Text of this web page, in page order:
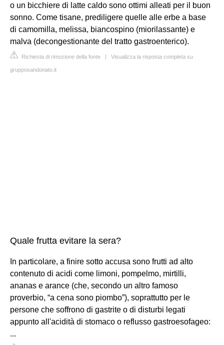
o un bicchiere di latte caldo sono ottimi alleati per il buon
sonno. Come tisane, prediligere quelle alle erbe a base
di camomilla, melissa, biancospino (miorilassante) e
malva (decongestionante del tratto gastroenterico).
Richiesta di rimozione della fonte | Visualizza la risposta completa su
grupposandonato.it
Quale frutta evitare la sera?
In particolare, a finire sotto accusa sono frutti ad alto
contenuto di acidi come limoni, pompelmo, mirtilli,
ananas e arance (che, secondo un altro famoso
proverbio, “a cena sono piombo”), soprattutto per le
persone che soffrono di gastrite o di disturbi legati
appunto all'acidità di stomaco o reflusso gastroesofageo:
...